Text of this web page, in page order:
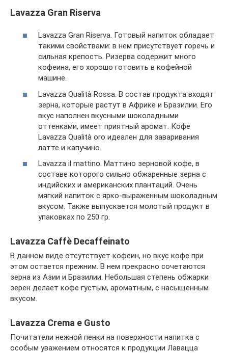
Lavazza Gran Riserva
Lavazza Gran Riserva. Готовый напиток обладает
такими свойствами: в нем присутствует горечь и
сильная крепость. Ризерва содержит много
кофеина, его хорошо готовить в кофейной
машине.
Lavazza Qualità Rossa. В состав продукта входят
зерна, которые растут в Африке и Бразилии. Его
вкус наполнен вкусными шоколадными
оттенками, имеет приятный аромат. Кофе
Lavazza Qualità oro идеален для заваривания
латте и капучино.
Lavazza il mattino. Маттино зерновой кофе, в
составе которого сильно обжаренные зерна с
индийских и американских плантаций. Очень
мягкий напиток с ярко-выраженным шоколадным
вкусом. Также выпускается молотый продукт в
упаковках по 250 гр.
Lavazza Caffè Decaffeinato
В данном виде отсутствует кофеин, но вкус кофе при
этом остается прежним. В нем прекрасно сочетаются
зерна из Азии и Бразилии. Небольшая степень обжарки
зерен делает кофе густым, ароматным, с насыщенным
вкусом.
Lavazza Crema e Gusto
Почитатели нежной пенки на поверхности напитка с
особым уважением относятся к продукции Лавацца